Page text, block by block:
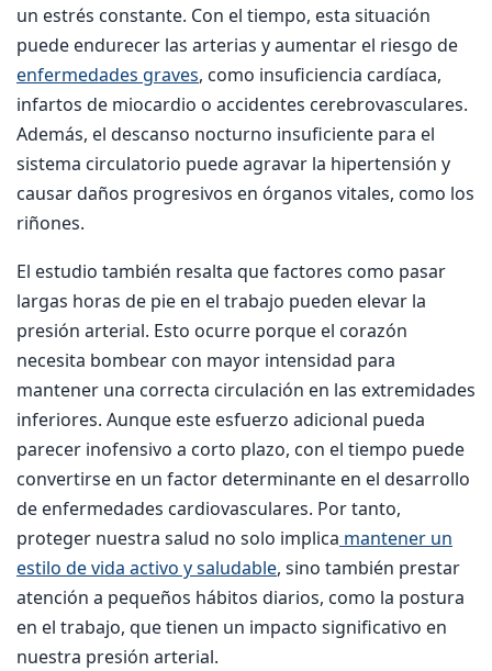
un estrés constante. Con el tiempo, esta situación
puede endurecer las arterias y aumentar el riesgo de
enfermedades graves, como insuficiencia cardíaca,
infartos de miocardio o accidentes cerebrovasculares.
Además, el descanso nocturno insuficiente para el
sistema circulatorio puede agravar la hipertensión y
causar daños progresivos en órganos vitales, como los
riñones.
El estudio también resalta que factores como pasar
largas horas de pie en el trabajo pueden elevar la
presión arterial. Esto ocurre porque el corazón
necesita bombear con mayor intensidad para
mantener una correcta circulación en las extremidades
inferiores. Aunque este esfuerzo adicional pueda
parecer inofensivo a corto plazo, con el tiempo puede
convertirse en un factor determinante en el desarrollo
de enfermedades cardiovasculares. Por tanto,
proteger nuestra salud no solo implica mantener un
estilo de vida activo y saludable, sino también prestar
atención a pequeños hábitos diarios, como la postura
en el trabajo, que tienen un impacto significativo en
nuestra presión arterial.